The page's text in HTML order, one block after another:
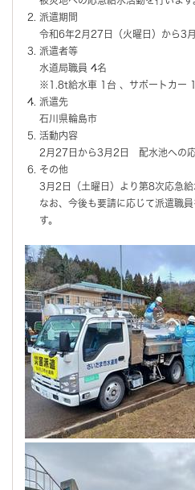
派遣期間
令和6年2月27日（火曜日）から3
派遣者等
水道局職員 4名
※1.8t給水車 1台 、サポートカー
派遣先
石川県輪島市
活動内容
2月27日から3月2日 配水池への
その他
3月2日（土曜日）より第8次応急給
なお、今後も要請に応じて派遣職
す。